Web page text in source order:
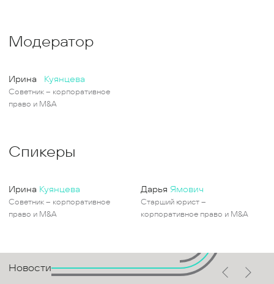
Модератор
Ирина Куянцева
Советник – корпоративное
право и M&A
Спикеры
Ирина Куянцева
Советник – корпоративное
право и M&A
Дарья Ямович
Старший юрист –
корпоративное право и M&A
Новости